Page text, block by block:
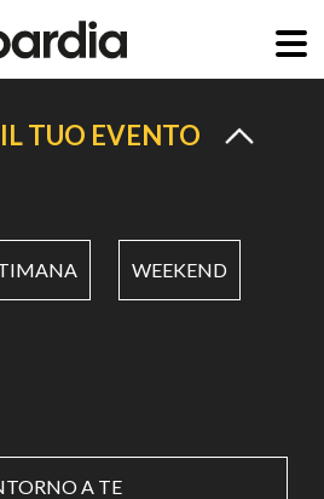
TUO EVENTO
WEEKEND
A TE